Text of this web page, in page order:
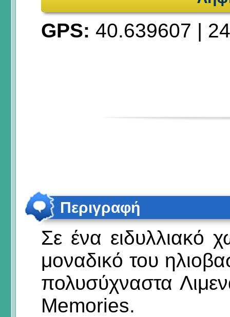
GPS: 40.639607 |
Περιγραφή
Σε ένα ειδυλλιακό
μοναδικό του
πολυσύχναστα
Memories.